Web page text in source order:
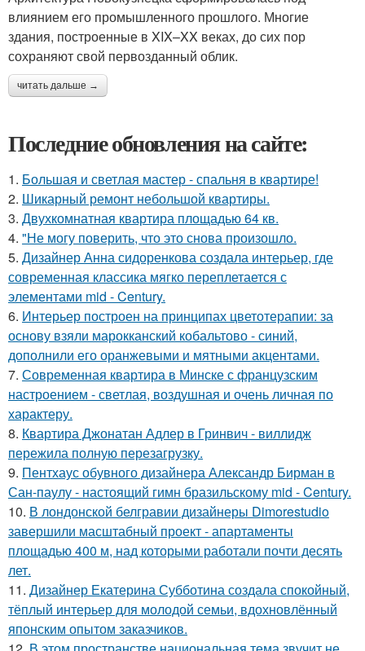
влиянием его промышленного прошлого. Многие
здания, построенные в XIX–XX веках, до сих пор
сохраняют свой первозданный облик.
читать дальше →
Последние обновления на сайте:
1. Большая и светлая мастер - спальня в квартире!
2. Шикарный ремонт небольшой квартиры.
3. Двухкомнатная квартира площадью 64 кв.
4. "Не могу поверить, что это снова произошло.
5. Дизайнер Анна сидоренкова создала интерьер, где
современная классика мягко переплетается с
элементами mid - Century.
6. Интерьер построен на принципах цветотерапии: за
основу взяли марокканский кобальтово - синий,
дополнили его оранжевыми и мятными акцентами.
7. Современная квартира в Минске с французским
настроением - светлая, воздушная и очень личная по
характеру.
8. Квартира Джонатан Адлер в Гринвич - виллидж
пережила полную перезагрузку.
9. Пентхаус обувного дизайнера Александр Бирман в
Сан-паулу - настоящий гимн бразильскому mid - Century.
10. В лондонской белгравии дизайнеры Dimorestudio
завершили масштабный проект - апартаменты
площадью 400 м, над которыми работали почти десять
лет.
11. Дизайнер Екатерина Субботина создала спокойный,
тёплый интерьер для молодой семьи, вдохновлённый
японским опытом заказчиков.